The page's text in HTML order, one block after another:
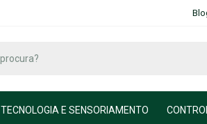
TECNOLOGIA E SENSORIAMENTO